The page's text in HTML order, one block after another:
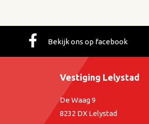
Bekijk ons op facebook
Vestiging Lelystad
De Waag 9
8232 DX Lelystad